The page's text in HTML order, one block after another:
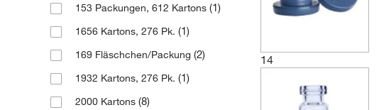
153 Packungen, 612 Kartons (1)
1656 Kartons, 276 Pk. (1)
169 Fläschchen/Packung (2)
1932 Kartons, 276 Pk. (1)
2000 Kartons (8)
14